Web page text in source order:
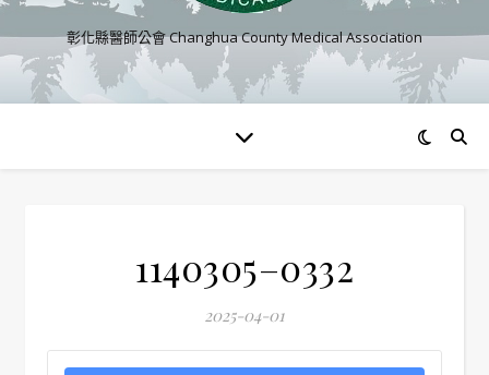
彰化縣醫師公會 Changhua County Medical Association
1140305–0332
2025-04-01